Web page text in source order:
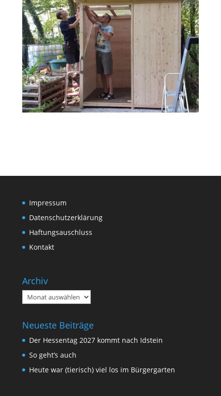
Impressum
Datenschutzerklärung
Haftungsauschluss
Kontakt
Archiv
Archiv
Neueste Beiträge
Der Hessentag 2027 kommt nach Idstein
So geht’s auch
Heute war (tierisch) viel los im Bürgergarten